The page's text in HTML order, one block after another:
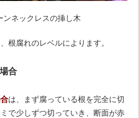
ンネックレスの挿し木
根腐れのレベルによります。
合
は、まず腐っている根を完全に切
で少しずつ切っていき、断面が赤